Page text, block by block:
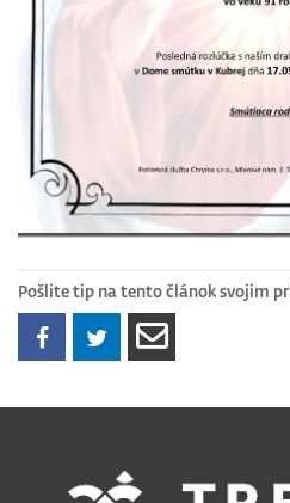
Pošlite tip na tento článok svojim